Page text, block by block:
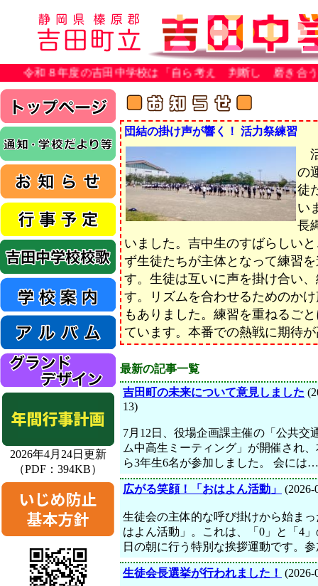
８年度の吉田中学校は「自ら考え 判断し 磨き合う」を重
2026年4月24日更新
（PDF：394KB）
団結の掛け声が響く！ 活力祭練習
の
徒
い
長
いました。吉中生のすばらしい
ず生徒たちが主体となって練習
す。生徒は互いに声を掛け合い
す。リズムを合わせるためのか
もありました。練習を重ねるご
ています。本番での熱戦に期待
最新の記事一覧
吉田町の未来について意見しました
13)
7月12日、役場企画課主催の「公共交
ム中高生ミーティング」が開催され
ら3年生6名が参加しました。 会には…
広がる笑顔！「おはよん活動」 (2026-
生徒会の主体的な呼び掛けから始ま
はよん活動」。これは、「0」と「4
日の朝に行う特別な挨拶運動です。
生徒会長選挙が行われました！ (2026-